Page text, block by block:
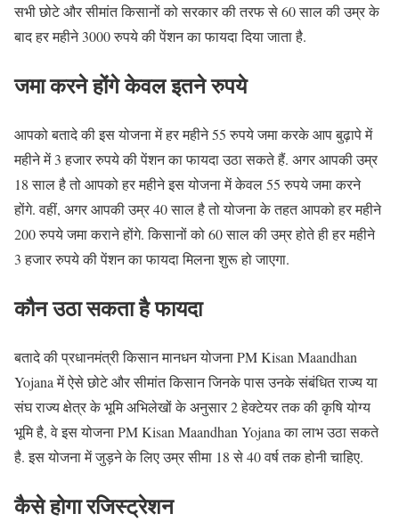
सभी छोटे और सीमांत किसानों को सरकार की तरफ से 60 साल की उम्र के
बाद हर महीने 3000 रुपये की पेंशन का फायदा दिया जाता है.
जमा करने होंगे केवल इतने रुपये
आपको बतादे की इस योजना में हर महीने 55 रुपये जमा करके आप बुढ़ापे में
महीने में 3 हजार रुपये की पेंशन का फायदा उठा सकते हैं. अगर आपकी उम्र
18 साल है तो आपको हर महीने इस योजना में केवल 55 रुपये जमा करने
होंगे. वहीं, अगर आपकी उम्र 40 साल है तो योजना के तहत आपको हर महीने
200 रुपये जमा कराने होंगे. किसानों को 60 साल की उम्र होते ही हर महीने
3 हजार रुपये की पेंशन का फायदा मिलना शुरू हो जाएगा.
कौन उठा सकता है फायदा
बतादे की प्रधानमंत्री किसान मानधन योजना PM Kisan Maandhan
Yojana में ऐसे छोटे और सीमांत किसान जिनके पास उनके संबंधित राज्य या
संघ राज्य क्षेत्र के भूमि अभिलेखों के अनुसार 2 हेक्टेयर तक की कृषि योग्य
भूमि है, वे इस योजना PM Kisan Maandhan Yojana का लाभ उठा सकते
है. इस योजना में जुड़ने के लिए उम्र सीमा 18 से 40 वर्ष तक होनी चाहिए.
कैसे होगा रजिस्ट्रेशन